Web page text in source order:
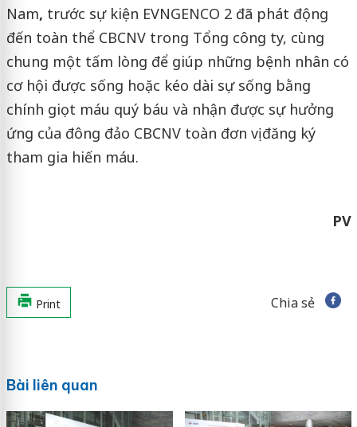
Nam, trước sự kiện EVNGENCO 2 đã phát động
đến toàn thể CBCNV trong Tổng công ty, cùng
chung một tấm lòng để giúp những bệnh nhân có
cơ hội được sống hoặc kéo dài sự sống bằng
chính giọt máu quý báu và nhận được sự hưởng
ứng của đông đảo CBCNV toàn đơn vị đăng ký
tham gia hiến máu.
PV
Print Chia sẻ
Bài liên quan